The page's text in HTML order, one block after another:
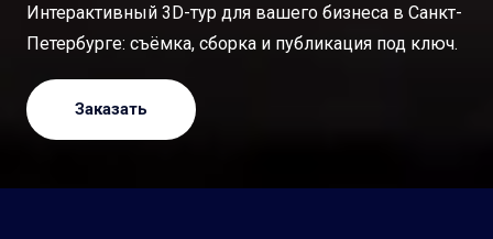
Интерактивный 3D-тур для вашего бизнеса в Санкт-
Петербурге: съёмка, сборка и публикация под ключ.
Заказать